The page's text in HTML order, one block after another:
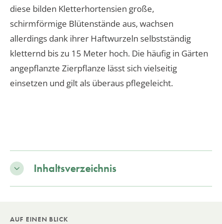
diese bilden Kletterhortensien große,
schirmförmige Blütenstände aus, wachsen
allerdings dank ihrer Haftwurzeln selbstständig
kletternd bis zu 15 Meter hoch. Die häufig in Gärten
angepflanzte Zierpflanze lässt sich vielseitig
einsetzen und gilt als überaus pflegeleicht.
Inhaltsverzeichnis
AUF EINEN BLICK